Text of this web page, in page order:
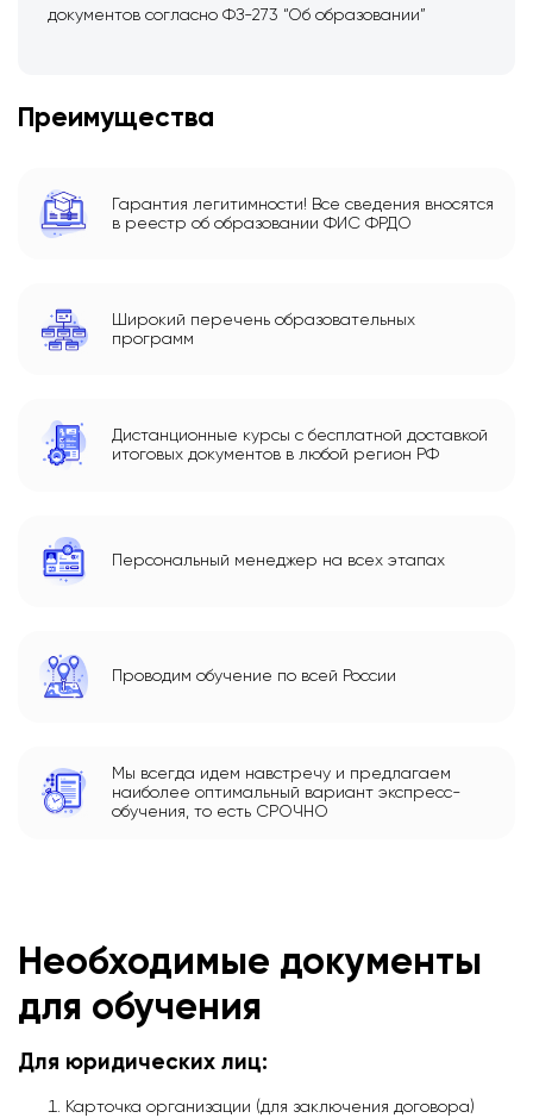
документов согласно ФЗ-273 “Об образовании”
Преимущества
Гарантия легитимности! Все сведения вносятся
в реестр об образовании ФИС ФРДО
Широкий перечень образовательных
программ
Дистанционные курсы с бесплатной доставкой
итоговых документов в любой регион РФ
Персональный менеджер на всех этапах
Проводим обучение по всей России
Мы всегда идем навстречу и предлагаем
наиболее оптимальный вариант экспресс-
обучения, то есть СРОЧНО
Необходимые документы
для обучения
Для юридических лиц:
Карточка организации (для заключения договора)